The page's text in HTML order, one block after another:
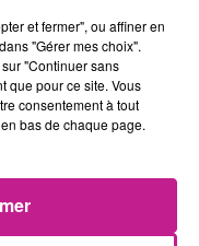
une 15 tonnes)
du chantier
pour une
et fermer", ou affiner en
"Gérer mes choix".
"Continuer sans
que pour ce site. Vous
consentement à tout
bas de chaque page.